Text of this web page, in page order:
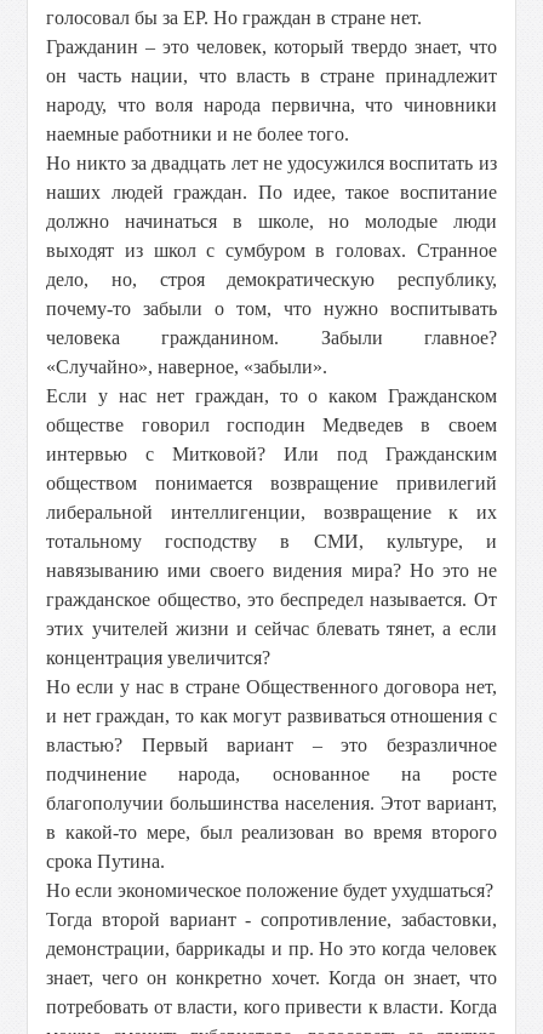
голосовал бы за ЕР. Но граждан в стране нет.
Гражданин – это человек, который твердо знает, что
он часть нации, что власть в стране принадлежит
народу, что воля народа первична, что чиновники
наемные работники и не более того.
Но никто за двадцать лет не удосужился воспитать из
наших людей граждан. По идее, такое воспитание
должно начинаться в школе, но молодые люди
выходят из школ с сумбуром в головах. Странное
дело, но, строя демократическую республику,
почему-то забыли о том, что нужно воспитывать
человека гражданином. Забыли главное?
«Случайно», наверное, «забыли».
Если у нас нет граждан, то о каком Гражданском
обществе говорил господин Медведев в своем
интервью с Митковой? Или под Гражданским
обществом понимается возвращение привилегий
либеральной интеллигенции, возвращение к их
тотальному господству в СМИ, культуре, и
навязыванию ими своего видения мира? Но это не
гражданское общество, это беспредел называется. От
этих учителей жизни и сейчас блевать тянет, а если
концентрация увеличится?
Но если у нас в стране Общественного договора нет,
и нет граждан, то как могут развиваться отношения с
властью? Первый вариант – это безразличное
подчинение народа, основанное на росте
благополучии большинства населения. Этот вариант,
в какой-то мере, был реализован во время второго
срока Путина.
Но если экономическое положение будет ухудшаться?
Тогда второй вариант - сопротивление, забастовки,
демонстрации, баррикады и пр. Но это когда человек
знает, чего он конкретно хочет. Когда он знает, что
потребовать от власти, кого привести к власти. Когда